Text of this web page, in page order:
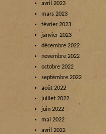
avril 2023
mars 2023
février 2023
janvier 2023
décembre 2022
novembre 2022
octobre 2022
septembre 2022
août 2022
juillet 2022
juin 2022
mai 2022
avril 2022